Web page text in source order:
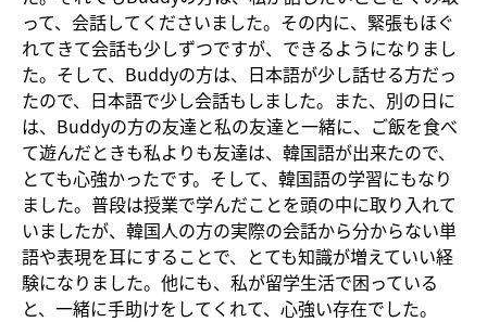
って、会話してくださいました。その内に、緊張もほぐ
れてきて会話も少しずつですが、できるようになりまし
た。そして、Buddyの方は、日本語が少し話せる方だっ
たので、日本語で少し会話もしました。また、別の日に
は、Buddyの方の友達と私の友達と一緒に、ご飯を食べ
て遊んだときも私よりも友達は、韓国語が出来たので、
とても心強かったです。そして、韓国語の学習にもなり
ました。普段は授業で学んだことを頭の中に取り入れて
いましたが、韓国人の方の実際の会話から分からない単
語や表現を耳にすることで、とても知識が増えていい経
験になりました。他にも、私が留学生活で困っている
と、一緒に手助けをしてくれて、心強い存在でした。